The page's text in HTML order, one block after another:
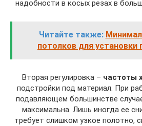
надобности в косых резах в
Читайте также:
потолков для установки
Вторая регулировка – частоты
подстройки под материал. При
подавляющем большинстве
максимальна. Лишь иногда ее
требует слишком узкое полотно,